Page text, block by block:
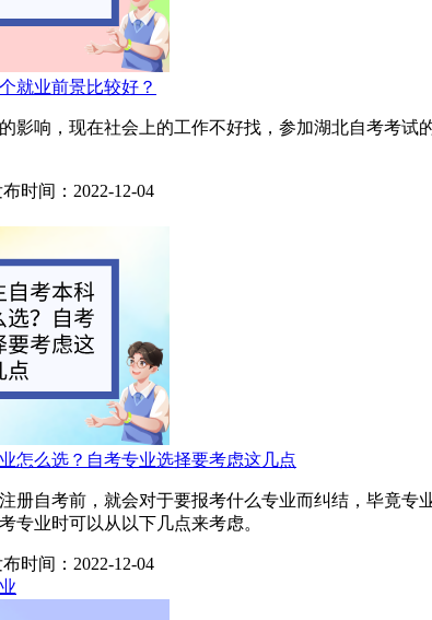
就业前景比较好？
影响，现在社会上的工作不好找，参加湖北自考考
布时间：2022-12-04
怎么选？自考专业选择要考虑这几点
册自考前，就会对于要报考什么专业而纠结，毕竟
专业时可以从以下几点来考虑。
布时间：2022-12-04